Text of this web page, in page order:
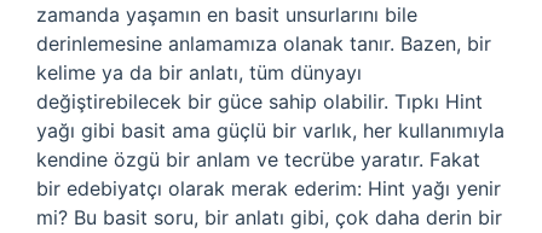
zamanda yaşamın en basit unsurlarını bile
derinlemesine anlamamıza olanak tanır. Bazen, bir
kelime ya da bir anlatı, tüm dünyayı
değiştirebilecek bir güce sahip olabilir. Tıpkı Hint
yağı gibi basit ama güçlü bir varlık, her kullanımıyla
kendine özgü bir anlam ve tecrübe yaratır. Fakat
bir edebiyatçı olarak merak ederim: Hint yağı yenir
mi? Bu basit soru, bir anlatı gibi, çok daha derin bir